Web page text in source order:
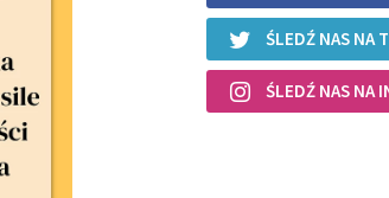
ŚLEDŹ NAS NA
ŚLEDŹ NAS NA